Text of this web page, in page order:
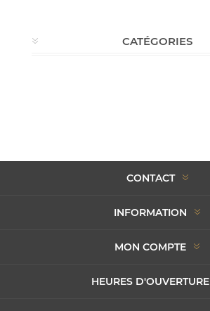
CATÉGORIES
CONTACT
INFORMATION
MON COMPTE
HEURES D'OUVERTURE